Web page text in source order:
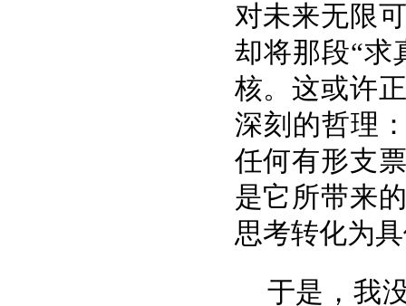
对未来无限
却将那段“求
核。这或许
深刻的哲理
任何有形支
是它所带来
思考转化为
于是，我